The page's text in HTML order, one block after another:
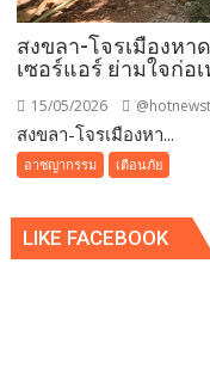
สงขลา-โจรเมืองห
เซอร์แอร์ ย่ามใจก่อ
15/05/2026
สงขลา-โจรเมืองหา...
อาชญากรรม เตือนภัย
LIKE FACEBOOK